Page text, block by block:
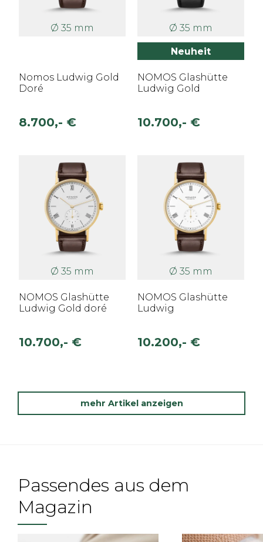
Ø 35 mm
Nomos Ludwig Gold
Doré
8.700,- €
Ø 35 mm
Neuheit
NOMOS Glashütte
Ludwig Gold
10.700,- €
Ø 35 mm
NOMOS Glashütte
Ludwig Gold doré
10.700,- €
Ø 35 mm
NOMOS Glashütte
Ludwig
10.200,- €
mehr Artikel anzeigen
Passendes aus dem
Magazin